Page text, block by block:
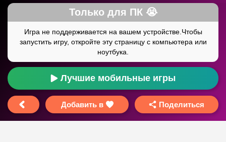
Лучшие мобильные игры
Добавить в Поделиться